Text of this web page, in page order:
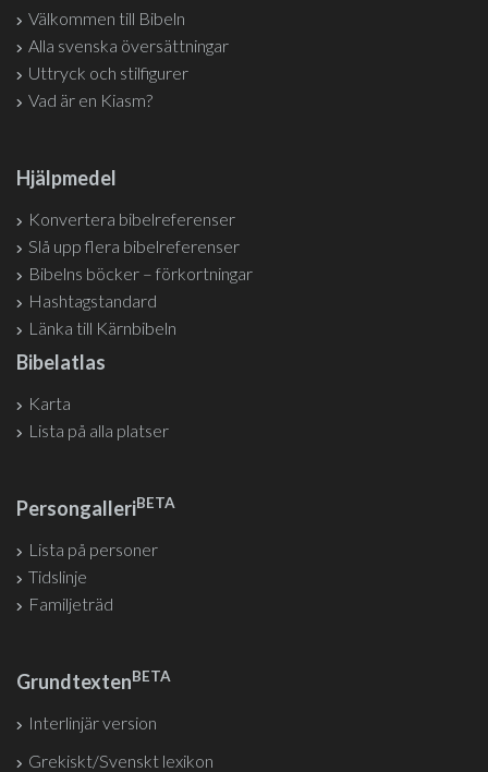
Välkommen till Bibeln
Alla svenska översättningar
Uttryck och stilfigurer
Vad är en Kiasm?
Hjälpmedel
Konvertera bibelreferenser
Slå upp flera bibelreferenser
Bibelns böcker – förkortningar
Hashtagstandard
Länka till Kärnbibeln
Bibelatlas
Karta
Lista på alla platser
PersongalleriBETA
Lista på personer
Tidslinje
Familjeträd
GrundtextenBETA
Interlinjär version
Grekiskt/Svenskt lexikon